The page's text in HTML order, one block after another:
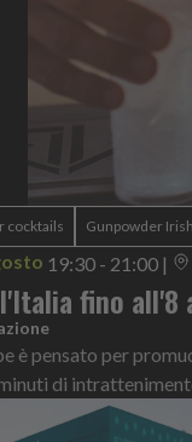
cocktails Gunpowder
19:30 - 21:00 |
fino all'8
è pensato per
di